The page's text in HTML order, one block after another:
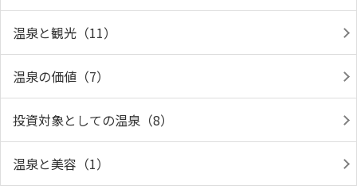
温泉と観光（11）
温泉の価値（7）
投資対象としての温泉（8）
温泉と美容（1）